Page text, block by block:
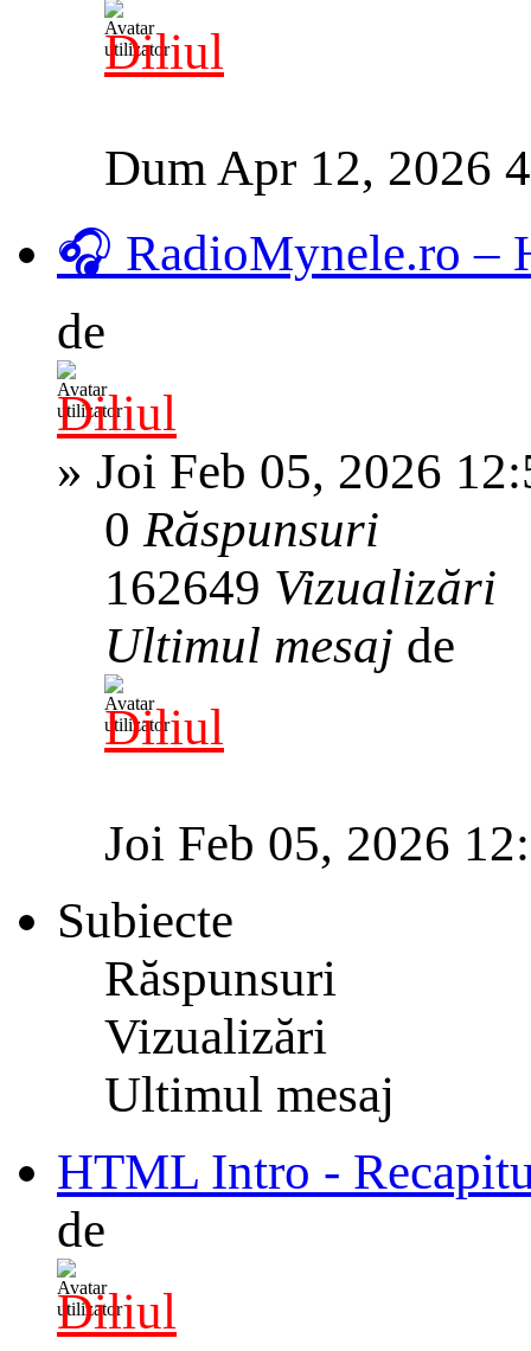
Diliul
Dum Apr 12, 2026
🎧 RadioMynele.ro –
de
Diliul
» Joi Feb 05, 2026
0Răspunsuri
162649 Vizualizări
Ultimul mesaj de
Diliul
Joi Feb 05, 2026
Subiecte
Răspunsuri
Vizualizări
Ultimul mesaj
HTML Intro -
de
Diliul